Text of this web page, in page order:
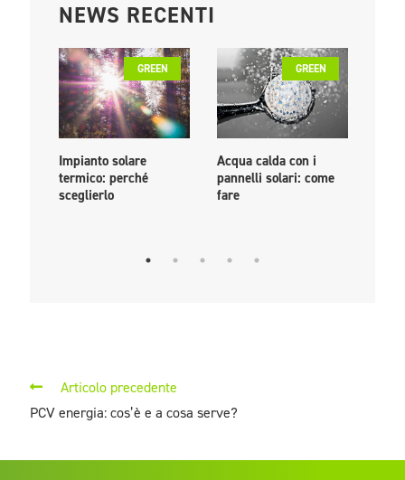
NEWS RECENTI
GREEN
Impianto solare
termico: perché
sceglierlo
GREEN
Acqua calda con i
pannelli solari: come
fare
Articolo precedente
PCV energia: cos’è e a cosa serve?